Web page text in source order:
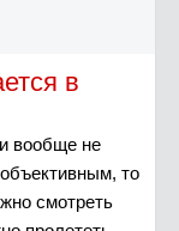
в
вообще не
то
смотреть